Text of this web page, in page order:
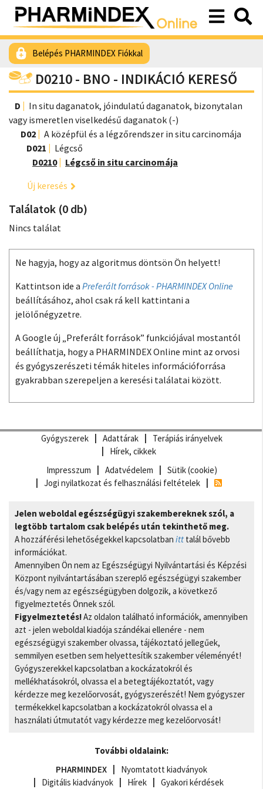
Belépés PHARMINDEX Fiókkal
D0210 - BNO - INDIKÁCIÓ KERESŐ
D
In situ daganatok, jóindulatú daganatok, bizonytalan
vagy ismeretlen viselkedésű daganatok (-)
D02
A középfül és a légzőrendszer in situ carcinomája
D021
Légcső
D0210
Légcső in situ carcinomája
Új keresés
Találatok (0 db)
Nincs találat
Ne hagyja, hogy az algoritmus döntsön Ön helyett!
Kattintson ide a Preferált források - PHARMINDEX Online
beállításához, ahol csak rá kell kattintani a
jelölőnégyzetre.
A Google új „Preferált források” funkciójával mostantól
beállíthatja, hogy a PHARMINDEX Online mint az orvosi
és gyógyszerészeti témák hiteles információforrása
gyakrabban szerepeljen a keresési találatai között.
Gyógyszerek Adattárak
Terápiás irányelvek
Hírek, cikkek
Impresszum
Adatvédelem
Sütik (cookie)
Jogi nyilatkozat és felhasználási feltételek
Jelen weboldal egészségügyi szakembereknek szól, a
legtöbb tartalom csak belépés után tekinthető meg.
A hozzáférési lehetőségekkel kapcsolatban itt talál bővebb
információkat.
Amennyiben Ön nem az Egészségügyi Nyilvántartási és Képzési
Központ nyilvántartásában szereplő egészségügyi szakember
és/vagy nem az egészségügyben dolgozik, a következő
figyelmeztetés Önnek szól.
Figyelmeztetés!Az oldalon található információk, amennyiben
azt - jelen weboldal kiadója szándékai ellenére - nem
egészségügyi szakember olvassa, tájékoztató jellegűek,
semmilyen esetben sem helyettesítik szakember véleményét!
Gyógyszerekkel kapcsolatban a kockázatokról és
mellékhatásokról, olvassa el a betegtájékoztatót, vagy
kérdezze meg kezelőorvosát, gyógyszerészét! Nem gyógyszer
termékekkel kapcsolatban a kockázatokról olvassa el a
használati útmutatót vagy kérdezze meg kezelőorvosát!
További oldalaink:
PHARMINDEX
Nyomtatott kiadványok
Digitális kiadványok
Hírek Gyakori kérdések